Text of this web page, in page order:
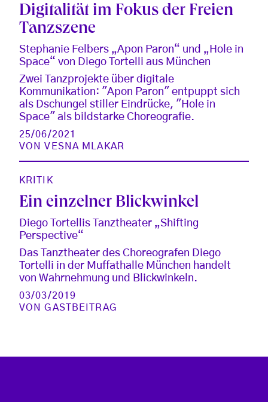
Digitalität im Fokus der Freien
Tanzszene
Stephanie Felbers „Apon Paron“ und „Hole in
Space“ von Diego Tortelli aus München
Zwei Tanzprojekte über digitale
Kommunikation: "Apon Paron" entpuppt sich
als Dschungel stiller Eindrücke, "Hole in
Space" als bildstarke Choreografie.
25/06/2021
VONVESNA MLAKAR
KRITIK
Ein einzelner Blickwinkel
Diego Tortellis Tanztheater „Shifting
Perspective“
Das Tanztheater des Choreografen Diego
Tortelli in der Muffathalle München handelt
von Wahrnehmung und Blickwinkeln.
03/03/2019
VONGASTBEITRAG